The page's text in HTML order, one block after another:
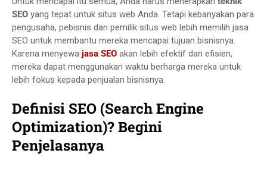
SEO yang tepat untuk situs web Anda. Tetapi kebanyakan para
pengusaha, pebisnis dan pemilik situs web lebih memilih jasa
SEO untuk membantu mereka mencapai tujuan bisnisnya.
Karena menyewa jasa SEO akan lebih efektif dan efisien,
mereka dapat menggunakan waktu berharga mereka untuk
lebih fokus kepada penjualan bisnisnya.
Definisi SEO (Search Engine
Optimization)? Begini
Penjelasanya